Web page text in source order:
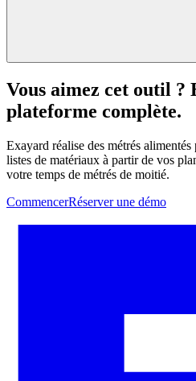
Vous aimez cet outil ?
plateforme complète.
Exayard réalise des métrés
listes de matériaux à partir de vos
votre temps de métrés de moitié.
CommencerRéserver une démo